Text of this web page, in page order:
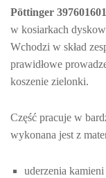
Pöttinger 397601601
w kosiarkach
Wchodzi w skład
prawidłowe
koszenie zielonki.
Część pracuje w
wykonana jest z
uderzenia